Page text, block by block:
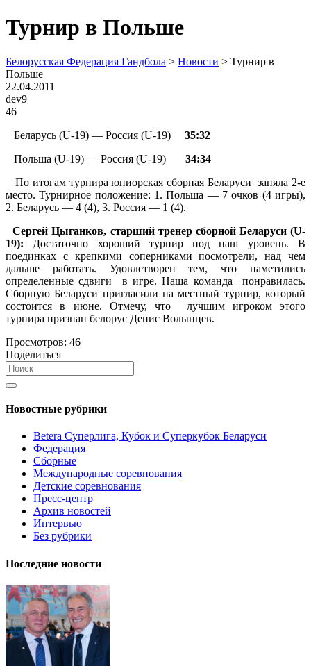
Турнир в Польше
Белорусская Федерация Гандбола > Новости > Турнир в
Польше
22.04.2011
dev9
46
Беларусь (U-19) — Россия (U-19) 35:32
Польша (U-19) — Россия (U-19) 34:34
По итогам турнира юниорская сборная Беларуси заняла 2-е
место. Турнирное положение: 1. Польша — 7 очков (4 игры),
2. Беларусь — 4 (4), 3. Россия — 1 (4).
Сергей Цыганков, старший тренер сборной Беларуси (U-
19): Достаточно хороший турнир под наш уровень. В
поединках с крепкими соперниками посмотрели, над чем
дальше работать. Удовлетворен тем, что наметились
определенные сдвиги в игре. Наша команда понравилась.
Сборную Беларуси пригласили на местный турнир, который
состоится в июне. Отмечу, что лучшим игроком этого
турнира признан белорус Денис Волынцев.
Просмотров: 46
Поделиться
Новостные рубрики
Betera Суперлига, Кубок и Суперкубок Беларуси
Федерация
Сборные
Международные соревнования
Детские соревнования
Пресс-центр
Архив новостей
Интервью
Без рубрики
Последние новости